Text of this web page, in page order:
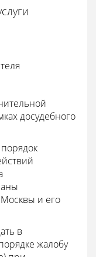
досудебного
и его
в
жалобу